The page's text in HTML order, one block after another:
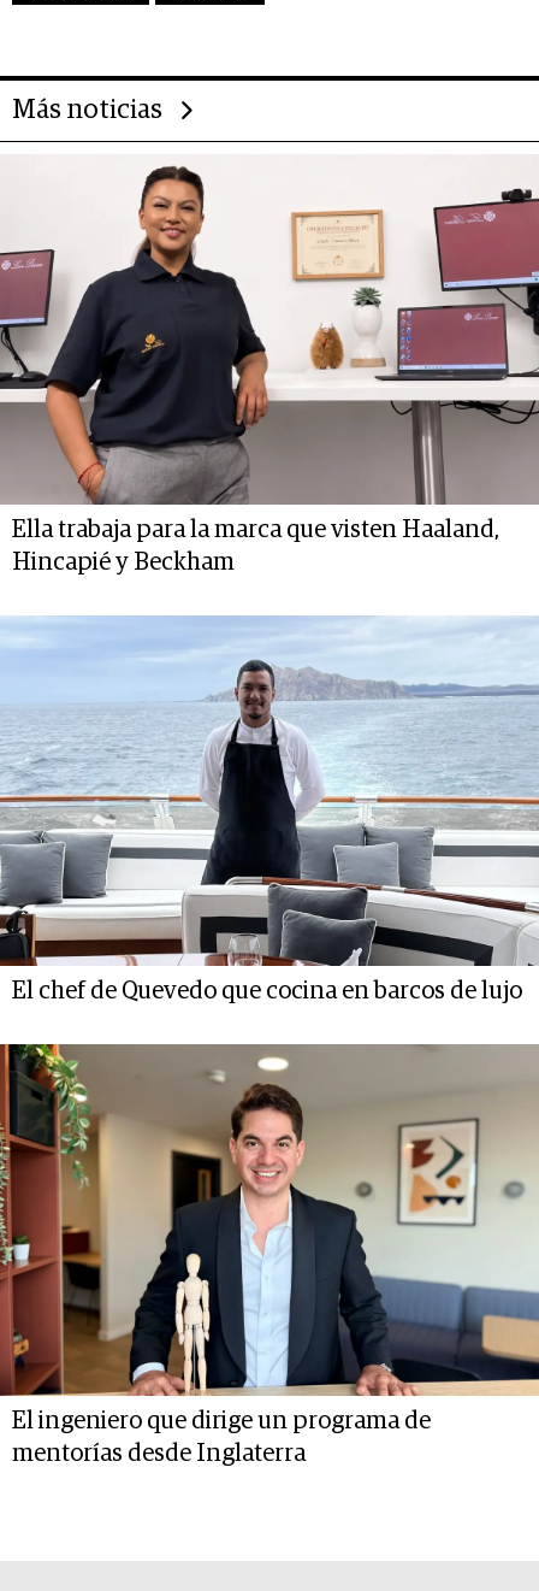
Más noticias
Ella trabaja para la marca que visten Haaland,
Hincapié y Beckham
El chef de Quevedo que cocina en barcos de lujo
El ingeniero que dirige un programa de
mentorías desde Inglaterra